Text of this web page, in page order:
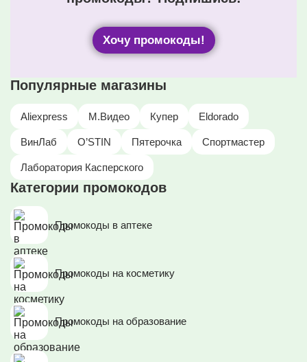
Хочу промокоды!
Популярные магазины
Aliexpress М.Видео Купер Eldorado
ВинЛаб O’STIN Пятерочка Спортмастер
Лаборатория Касперского
Категории промокодов
Промокоды в аптеке
Промокоды на косметику
Промокоды на образование